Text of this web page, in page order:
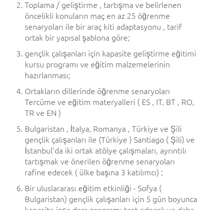
Toplama / geliştirme , tartışma ve belirlenen
öncelikli konuların maç en az 25 öğrenme
senaryoları ile bir araç kiti adaptasyonu , tarif
ortak bir yapısal şablona göre;
gençlik çalışanları için kapasite geliştirme eğitimi
kursu programı ve eğitim malzemelerinin
hazırlanması;
Ortakların dillerinde öğrenme senaryoları
Tercüme ve eğitim materyalleri ( ES , IT, BT , RO,
TR ve EN )
Bulgaristan , İtalya, Romanya , Türkiye ve Şili
gençlik çalışanları ile (Türkiye ) Santiago ( Şili) ve
İstanbul'da iki ortak atölye çalışmaları, ayrıntılı
tartışmak ve önerilen öğrenme senaryoları
rafine edecek ( ülke başına 3 katılımcı) ;
Bir uluslararası eğitim etkinliği - Sofya (
Bulgaristan) gençlik çalışanları için 5 gün boyunca